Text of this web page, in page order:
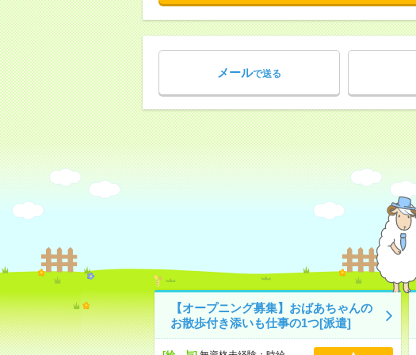
メールで送る
【オープニング募集】おばあちゃんの
お散歩付き添いも仕事の1つ[派遣]